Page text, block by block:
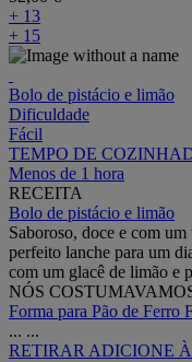
+ 13
+ 15
Bolo de pistácio e limão
Dificuldade
Fácil
TEMPO DE
Menos de 1 hora
RECEITA
Bolo de pistácio e limão
Saboroso, doce e com
perfeito lanche para um
com um glacê de limão e
NÓS
Forma para Pão de Ferro
... ...
RETIRAR ADICIONE